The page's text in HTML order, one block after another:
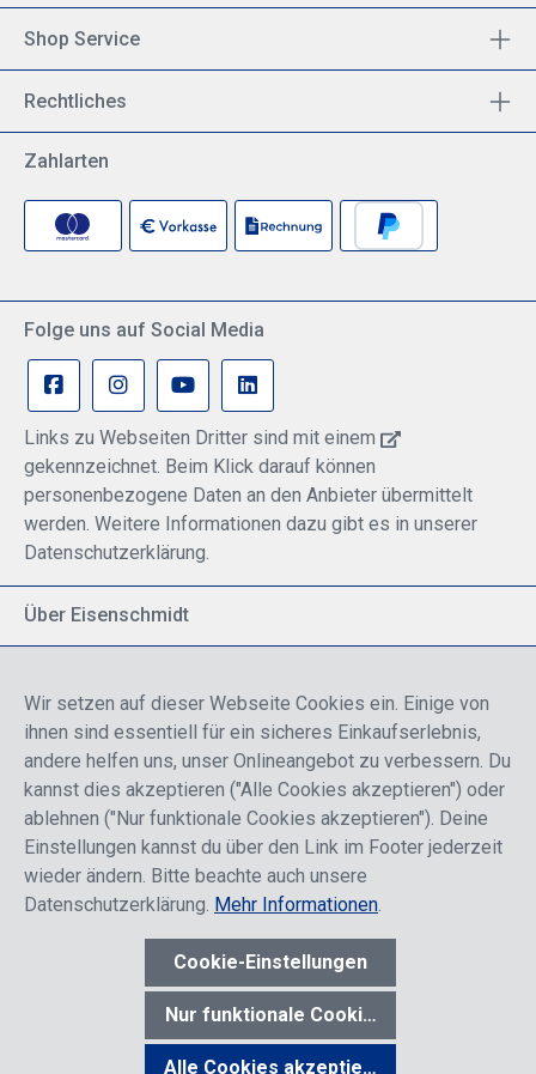
Shop Service
Rechtliches
Zahlarten
Folge uns auf Social Media
Links zu Webseiten Dritter sind mit einem
gekennzeichnet. Beim Klick darauf können
personenbezogene Daten an den Anbieter übermittelt
werden. Weitere Informationen dazu gibt es in unserer
Datenschutzerklärung.
Über Eisenschmidt
Breite Palette von Luftfahrtprodukten
Fokus auf Pilotenausbildung
Sicher einkaufen
* Alle Preise sind einschließlich der Rabatte, die je nach Login,
entweder für Endkunden oder Händler gelten und inklusive
gesetzl. Mehrwertsteuer zzgl.Versandkostenwenn nicht anders
angegeben.
Werkzeugleiste anzeigen
Wir setzen auf dieser Webseite Cookies ein. Einige von
ihnen sind essentiell für ein sicheres Einkaufserlebnis,
andere helfen uns, unser Onlineangebot zu verbessern. Du
kannst dies akzeptieren ("Alle Cookies akzeptieren") oder
ablehnen ("Nur funktionale Cookies akzeptieren"). Deine
Einstellungen kannst du über den Link im Footer jederzeit
wieder ändern. Bitte beachte auch unsere
Datenschutzerklärung. Mehr Informationen.
Cookie-Einstellungen
Nur funktionale Cookies akzeptieren
Alle Cookies akzeptieren